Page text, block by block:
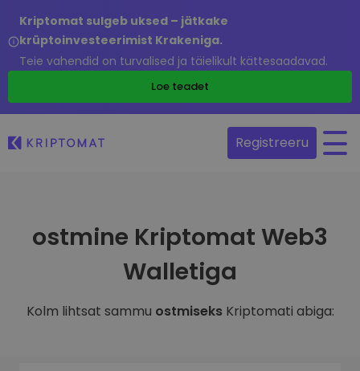
Kriptomat sulgeb uksed – jätkake
krüptoinvesteerimist Krakeniga.
Teie vahendid on turvalised ja täielikult kättesaadavad.
Loe teadet
Registreeru
ostmine Kriptomat Web3
Walletiga
Kolm lihtsat sammu ostmiseksKriptomati abiga: